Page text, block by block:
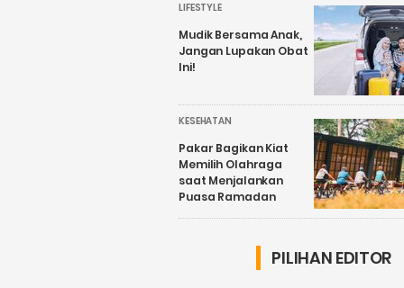
LIFESTYLE
Mudik Bersama Anak,
Jangan Lupakan Obat
Ini!
KESEHATAN
Pakar Bagikan Kiat
Memilih Olahraga
saat Menjalankan
Puasa Ramadan
PILIHAN EDITOR